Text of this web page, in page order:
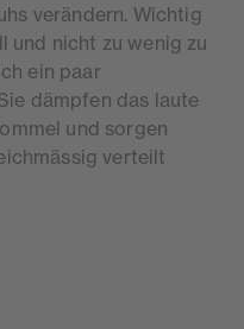
verändern. Wichtig
und nicht zu wenig zu
ein paar
dämpfen das laute
und sorgen
verteilt